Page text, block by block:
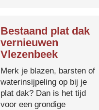
Bestaand plat dak
vernieuwen
Vlezenbeek
Merk je blazen, barsten of
waterinsijpeling op bij je
plat dak? Dan is het tijd
voor een grondige